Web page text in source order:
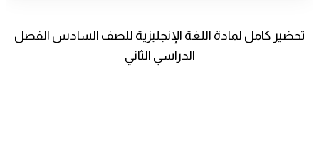
تحضير كامل لمادة اللغة الإنجليزية للصف السادس الفصل
الدراسي الثاني